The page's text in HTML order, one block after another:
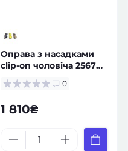
Оправа з насадками
clip-on чоловіча 25678
0
1 810₴